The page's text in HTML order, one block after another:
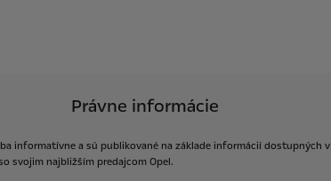
Právne informácie
informatívne a sú publikované na základe informácií dostupných v
svojim najbližším predajcom Opel.